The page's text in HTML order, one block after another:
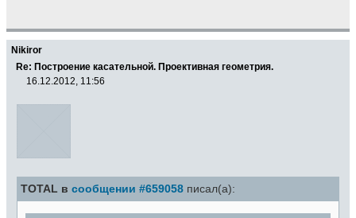
Nikiror
Re: Построение касательной. Проективная геометрия.
16.12.2012, 11:56
TOTAL в сообщении #659058 писал(а):